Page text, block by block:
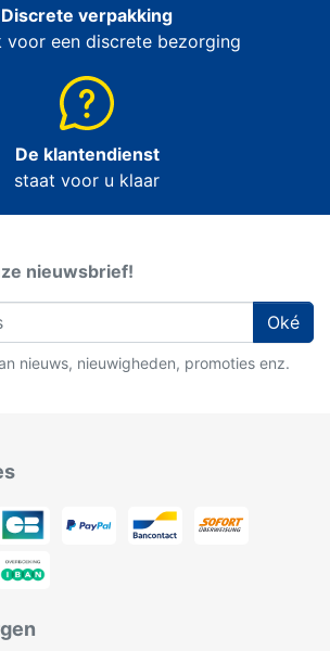
Discrete verpakking
voor een discrete bezorging
De klantendienst
staat voor u klaar
nieuwsbrief!
Oké
nieuws, nieuwigheden, promoties enz.